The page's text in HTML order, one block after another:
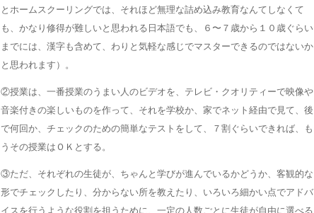
とホームスクーリングでは、それほど無理な詰め込み教育なんてしなくて
も、かなり修得が難しいと思われる日本語でも、６〜７歳から１０歳ぐらい
までには、漢字も含めて、わりと気軽な感じでマスターできるのではないか
と思われます）。
②授業は、一番授業のうまい人のビデオを、テレビ・クオリティーで映像や
音楽付きの楽しいものを作って、それを学校か、家でネット経由で見て、後
で何回か、チェックのための簡単なテストをして、７割ぐらいできれば、も
うその授業はＯＫとする。
③ただ、それぞれの生徒が、ちゃんと学びが進んでいるかどうか、客観的な
形でチェックしたり、分からない所を教えたり、いろいろ細かい点でアドバ
イスを行うような役割を担うために、一定の人数ごとに生徒が自由に選べる